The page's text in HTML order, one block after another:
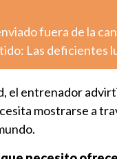
fuera de la
Las deficientes
el entrenador
mostrarse a